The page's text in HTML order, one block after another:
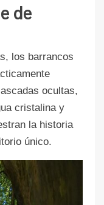
de
los barrancos
ocultas,
cristalina y
la historia
único.